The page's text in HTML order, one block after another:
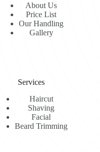
About Us
Price List
Our Handling
Gallery
Services
Haircut
Shaving
Facial
Beard Trimming